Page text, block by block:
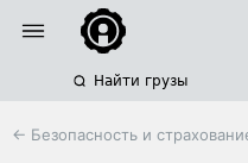
Найти грузы
← Безопасность и